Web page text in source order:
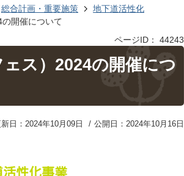
総合計画・重要施策
地下道活性化
の開催について
ページID：
44243
ス）2024の開催につ
日：2024年10月09日 公開日：2024年10月16日